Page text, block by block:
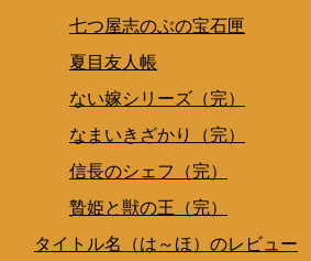
七つ屋志のぶの宝石匣
夏目友人帳
ない嫁シリーズ（完）
なまいきざかり（完）
信長のシェフ（完）
贄姫と獣の王（完）
タイトル名（は～ほ）のレビュー